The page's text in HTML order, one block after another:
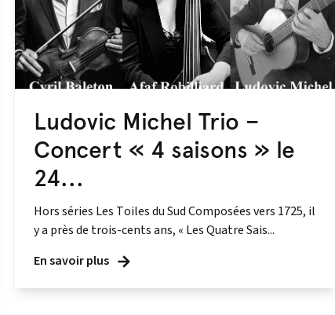
Ludovic Michel Trio –
Concert « 4 saisons » le
24...
Hors séries Les Toiles du Sud Composées vers 1725, il
y a près de trois-cents ans, « Les Quatre Sais...
En savoir plus